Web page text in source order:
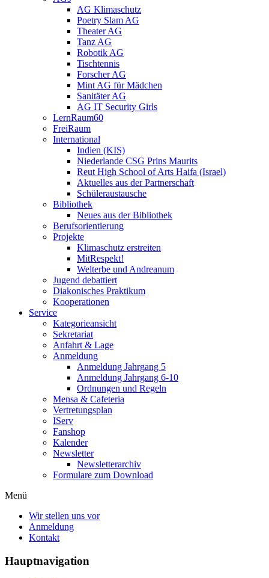
AG Klimaschutz
Poetry Slam AG
Theater AG
Tanz AG
Robotik AG
Tischtennis
Forscher AG
Mint AG für Mädchen
Sanitäter AG
AG IT Security Girls
LernRaum60
FreiRaum
International
Indien (KIS)
Niederlande CSG Prins Maurits
Reut High School of Arts Haifa (Israel)
Aktuelles aus der Partnerschaft
Schüleraustausche
Bibliothek
Neues aus der Bibliothek
Berufsorientierung
Projekte
Klimaschutz erstreiten
MitRespekt!
Welterbe und Andreanum
Jugend debattiert
Diakonisches Praktikum
Kooperationen
Service
Kategorieansicht
Sekretariat
Anfahrt & Lage
Anmeldung
Anmeldung Jahrgang 5
Anmeldung Jahrgang 6-10
Ordnungen und Regeln
Mensa & Cafeteria
Vertretungsplan
IServ
Fanshop
Kalender
Newsletter
Newsletterarchiv
Formulare zum Download
Menü
Wir stellen uns vor
Anmeldung
Kontakt
Hauptnavigation